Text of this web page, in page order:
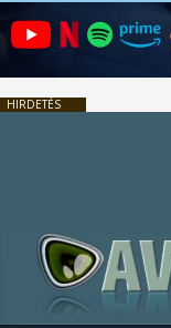
HIRDETÉS